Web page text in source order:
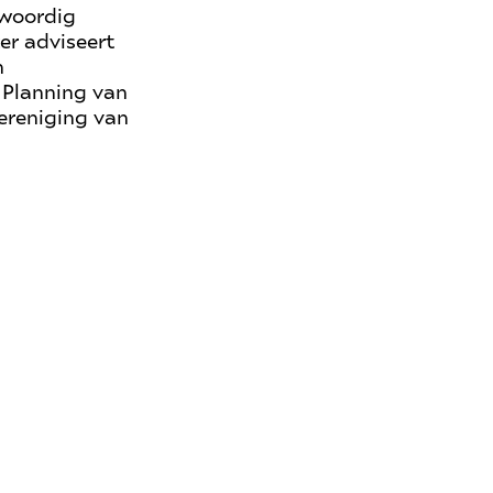
adviseert
van
van